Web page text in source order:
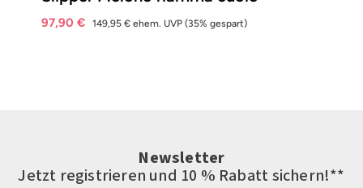
97,90 € 149,95 € ehem. UVP (35% gespart)
Newsletter
Jetzt registrieren und 10 % Rabatt sichern!**